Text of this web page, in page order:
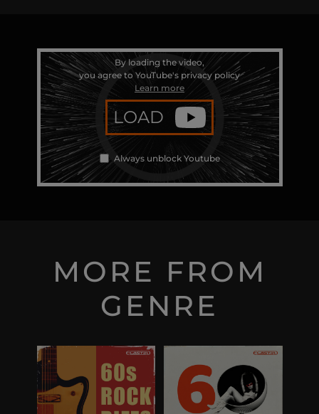
By loading the video,
you agree to YouTube's privacy policy
Learn more
LOAD
Always unblock Youtube
MORE FROM
GENRE